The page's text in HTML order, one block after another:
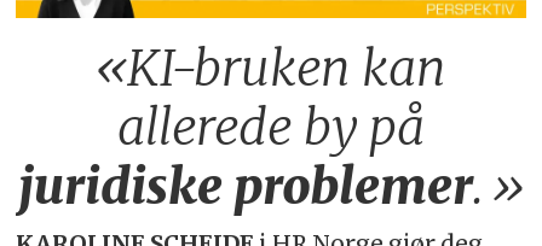
«KI-bruken kan
allerede by på
juridiske problemer.»